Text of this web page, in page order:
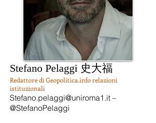
Stefano Pelaggi 史大福
Redattore di Geopolitica.info relazioni
istituzionali
Stefano.pelaggi@uniroma1.it –
@StefanoPelaggi